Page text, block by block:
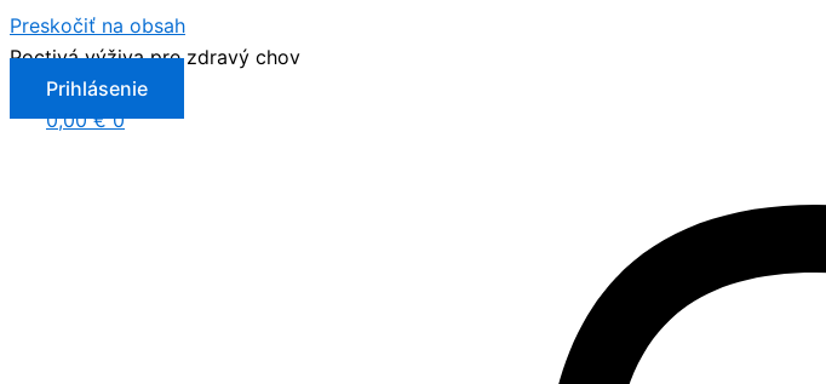
Preskočiť na obsah
Poctivá výživa pre zdravý chov
Prihlásenie
0,00€ 0